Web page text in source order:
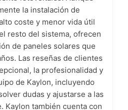
la instalación de
coste y menor vida útil
resto del sistema, ofrecen
de paneles solares que
Las reseñas de clientes
la profesionalidad y
de Kaylon, incluyendo
dudas y ajustarse a las
Kaylon también cuenta con